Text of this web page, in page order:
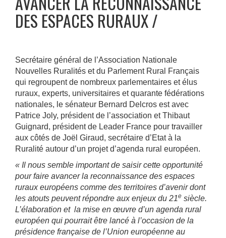
DES ESPACES RURAUX
Secrétaire général de l’Association Nationale
Nouvelles Ruralités et du Parlement Rural Français
qui regroupent de nombreux parlementaires et élus
ruraux, experts, universitaires et quarante fédérations
nationales, le sénateur Bernard Delcros est avec
Patrice Joly, président de l’association et Thibaut
Guignard, président de Leader France pour travailler
aux côtés de Joël Giraud, secrétaire d’Etat à la
Ruralité autour d’un projet d’agenda rural européen.
« Il nous semble important de saisir cette opportunité
pour faire avancer la reconnaissance des espaces
ruraux européens comme des territoires d’avenir dont
les atouts peuvent répondre aux enjeux du 21e siècle.
L’élaboration et la mise en œuvre d’un agenda rural
européen qui pourrait être lancé à l’occasion de la
présidence française de l’Union européenne au